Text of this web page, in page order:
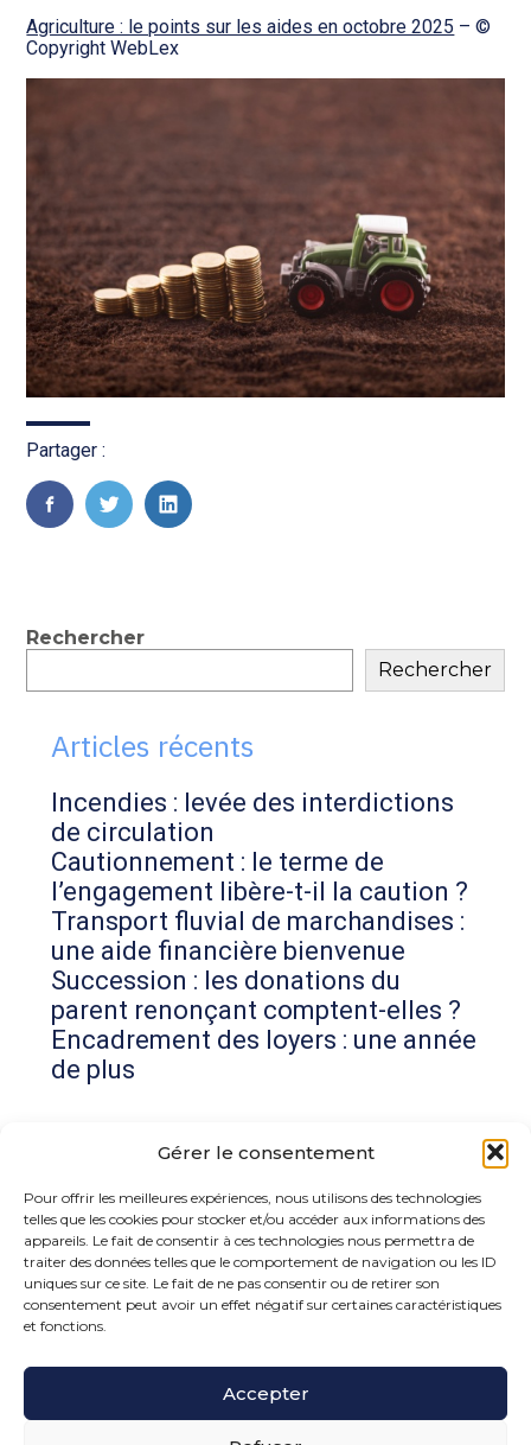
Gérer le consentement
Pour offrir les meilleures expériences, nous utilisons des technologies
telles que les cookies pour stocker et/ou accéder aux informations des
appareils. Le fait de consentir à ces technologies nous permettra de
traiter des données telles que le comportement de navigation ou les ID
uniques sur ce site. Le fait de ne pas consentir ou de retirer son
consentement peut avoir un effet négatif sur certaines caractéristiques
et fonctions.
Accepter
Agriculture : le points sur les aides en octobre 2025 – ©
Copyright WebLex
Partager :
FaceBook
TwitterLinkedIn
Blog
sidebar
Rechercher
Rechercher
Articles récents
Incendies : levée des interdictions
de circulation
Cautionnement : le terme de
l’engagement libère-t-il la caution ?
Transport fluvial de marchandises :
une aide financière bienvenue
Succession : les donations du
parent renonçant comptent-elles ?
Encadrement des loyers : une année
de plus
Commentaires récents
Aucun commentaire à afficher.
15 rue de la Bonne Rencontre – 77860 Quincy
Voisins